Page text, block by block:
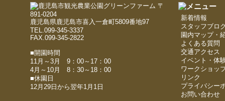
〒
891-0204
鹿児島県鹿児島市喜入一倉町5809番地97
TEL.099-345-3337
FAX.099-345-2822
■開園時間
11月～3月 9：00～17：00
4月～10月 8：30～18：00
■休園日
12月29日から翌年1月1日
新着情報
スタッフブロ
園内マップ・
よくある質問
交通アクセス
イベント・体
ワークショッ
リンク
プライバシー
お問い合わせ